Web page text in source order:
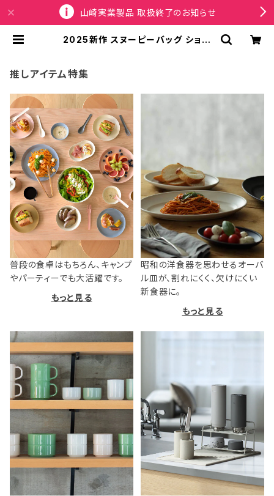
山崎実業製品 取扱終了のお知らせ
2025新作 スヌーピーバッグ ショル
ト IP.ミディアム.2way.ピーナッツ-
0J リサイクルコットン グレー | SP
推しアイテム特集
普段の食卓はもちろん、キャンプ
やパーティーでも大活躍です。
もっと見る
昭和の洋食器を思わせるオーバ
ル皿が、割れにくく、欠けにくい
新食器に。
もっと見る